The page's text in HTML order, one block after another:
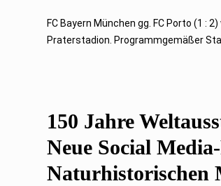
M
i
FC Bayern München gg. FC Porto (1 :
Praterstadion. Programmgemäßer
150 Jahre
Neue Social
Naturhistorischen